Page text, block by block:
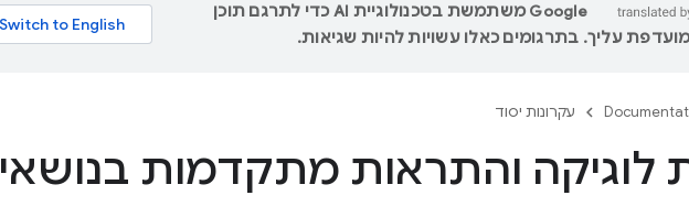
‫Google משתמשת בטכנולוגיית AI כדי לתרגם תוכן
עליך. בתרגומים כאלו עשויות להיות שגיאות.
עקרונות יסוד
לוגיקה והתראות מתקדמות בנושאי